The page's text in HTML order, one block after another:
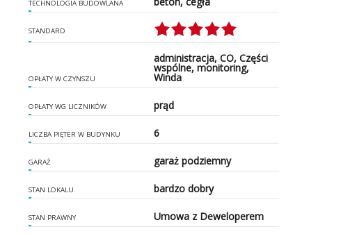
TECHNOLOGIA BUDOWLANA
STANDARD
OPŁATY W CZYNSZU
administracja, CO, Części
wspólne, monitoring,
Winda
OPŁATY WG LICZNIKÓW prąd
LICZBA PIĘTER W BUDYNKU 6
GARAŻ garaż podziemny
STAN LOKALU bardzo dobry
STAN PRAWNY Umowa z Deweloperem